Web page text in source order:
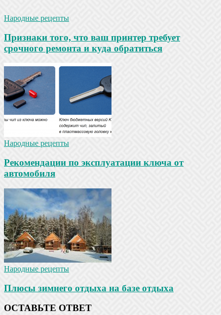
Народные рецепты
Признаки того, что ваш принтер требует
срочного ремонта и куда обратиться
Народные рецепты
Рекомендации по эксплуатации ключа от
автомобиля
Народные рецепты
Плюсы зимнего отдыха на базе отдыха
ОСТАВЬТЕ ОТВЕТ